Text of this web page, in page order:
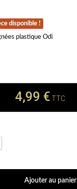
disponible !
plastique Odi
4,99 € TTC
Ajouter au panier